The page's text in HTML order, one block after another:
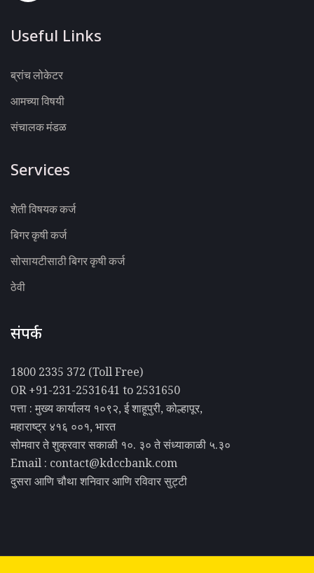
Useful Links
ब्रांच लोकेटर
आमच्या विषयी
संचालक मंडळ
Services
शेती विषयक कर्ज
बिगर कृषी कर्ज
सोसायटीसाठी बिगर कृषी कर्ज
ठेवी
संपर्क
1800 2335 372 (Toll Free)
OR +91-231-2531641 to 2531650
पत्ता : मुख्य कार्यालय १०९२, ई शाहूपुरी, कोल्हापूर,
महाराष्ट्र ४१६ ००१, भारत
सोमवार ते शुक्रवार सकाळी १०. ३० ते संध्याकाळी ५.३०
Email : contact@kdccbank.com
दुसरा आणि चौथा शनिवार आणि रविवार सुट्टी